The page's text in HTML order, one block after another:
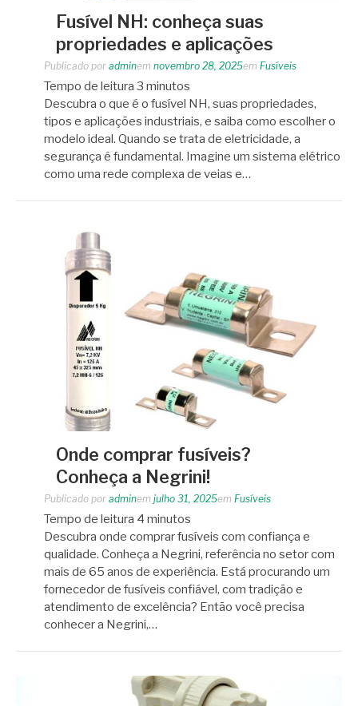
Fusível NH: conheça suas
propriedades e aplicações
Publicado por adminem novembro 28, 2025em Fusíveis
Tempo de leitura 3 minutos
Descubra o que é o fusível NH, suas propriedades,
tipos e aplicações industriais, e saiba como escolher o
modelo ideal. Quando se trata de eletricidade, a
segurança é fundamental. Imagine um sistema elétrico
como uma rede complexa de veias e…
Onde comprar fusíveis?
Conheça a Negrini!
Publicado por adminem julho 31, 2025em Fusíveis
Tempo de leitura 4 minutos
Descubra onde comprar fusíveis com confiança e
qualidade. Conheça a Negrini, referência no setor com
mais de 65 anos de experiência. Está procurando um
fornecedor de fusíveis confiável, com tradição e
atendimento de excelência? Então você precisa
conhecer a Negrini,…